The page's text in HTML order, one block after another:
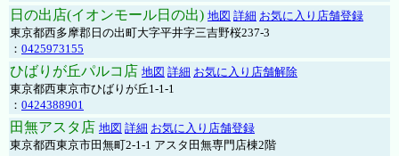
日の出店(イオンモール日の出) 地図 詳細 お気に入り店舗登録
東京都西多摩郡日の出町大字平井字三吉野桜237-3
： 0425973155
ひばりが丘パルコ店 地図 詳細 お気に入り店舗解除
東京都西東京市ひばりが丘1-1-1
： 0424388901
田無アスタ店 地図 詳細 お気に入り店舗登録
東京都西東京市田無町2-1-1 アスタ田無専門店棟2階